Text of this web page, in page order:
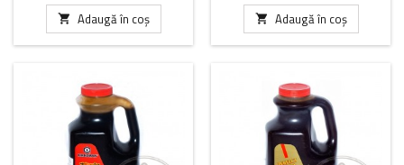
 Adaugă în coș  Adaugă în coș